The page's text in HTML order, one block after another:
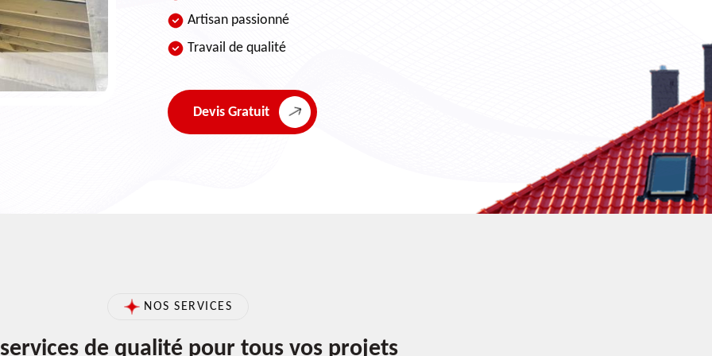
Artisan passionné
Travail de qualité
Devis Gratuit
NOS SERVICES
de qualité pour tous vos projets